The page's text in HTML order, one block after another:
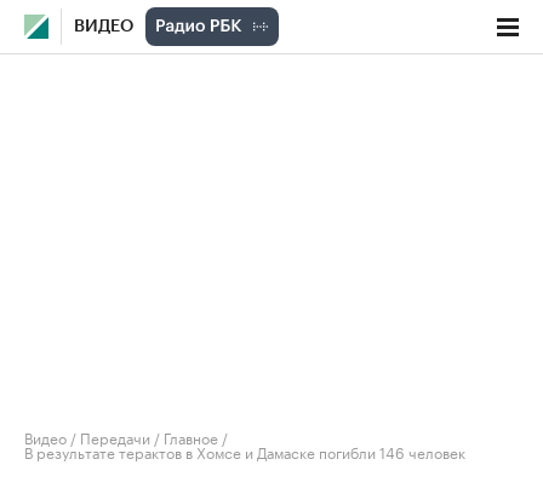
ВИДЕО
Видео / Передачи / Главное /
В результате терактов в Хомсе и Дамаске погибли 146 человек